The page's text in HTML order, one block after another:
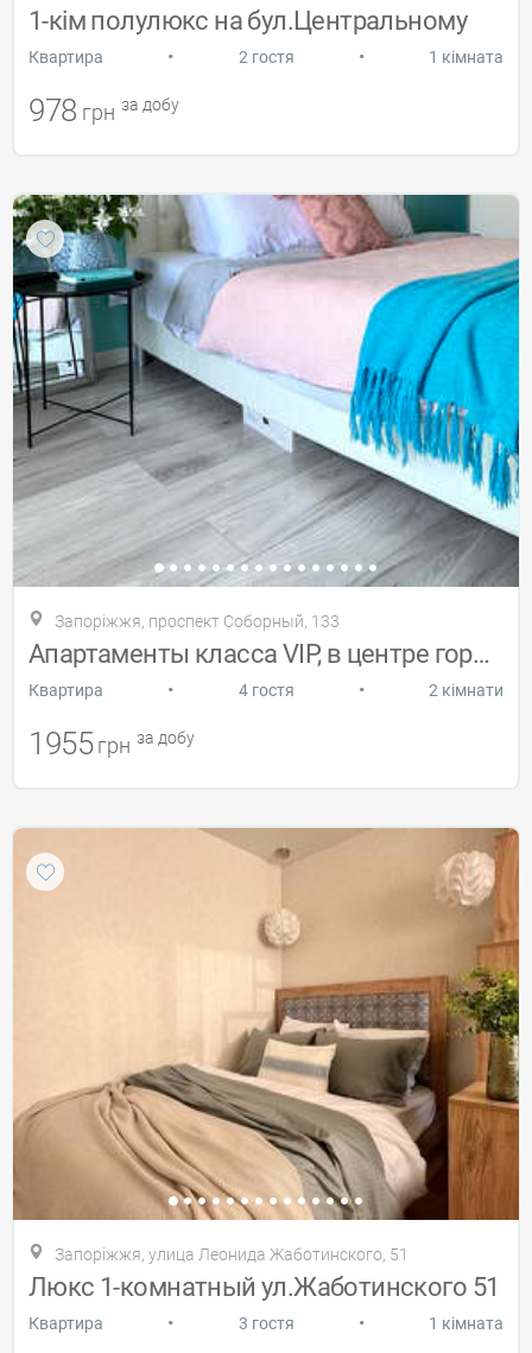
1-кім полулюкс на бул.Центральному
Квартира • 2 гостя • 1 кімната
978 грн за добу
Запоріжжя, проспект Соборный, 133
Апартаменты класса VIP, в центре города
Квартира • 4 гостя • 2 кімнати
1955 грн за добу
Запоріжжя, улица Леонида Жаботинского, 51
Люкс 1-комнатный ул.Жаботинского 51
Квартира • 3 гостя • 1 кімната